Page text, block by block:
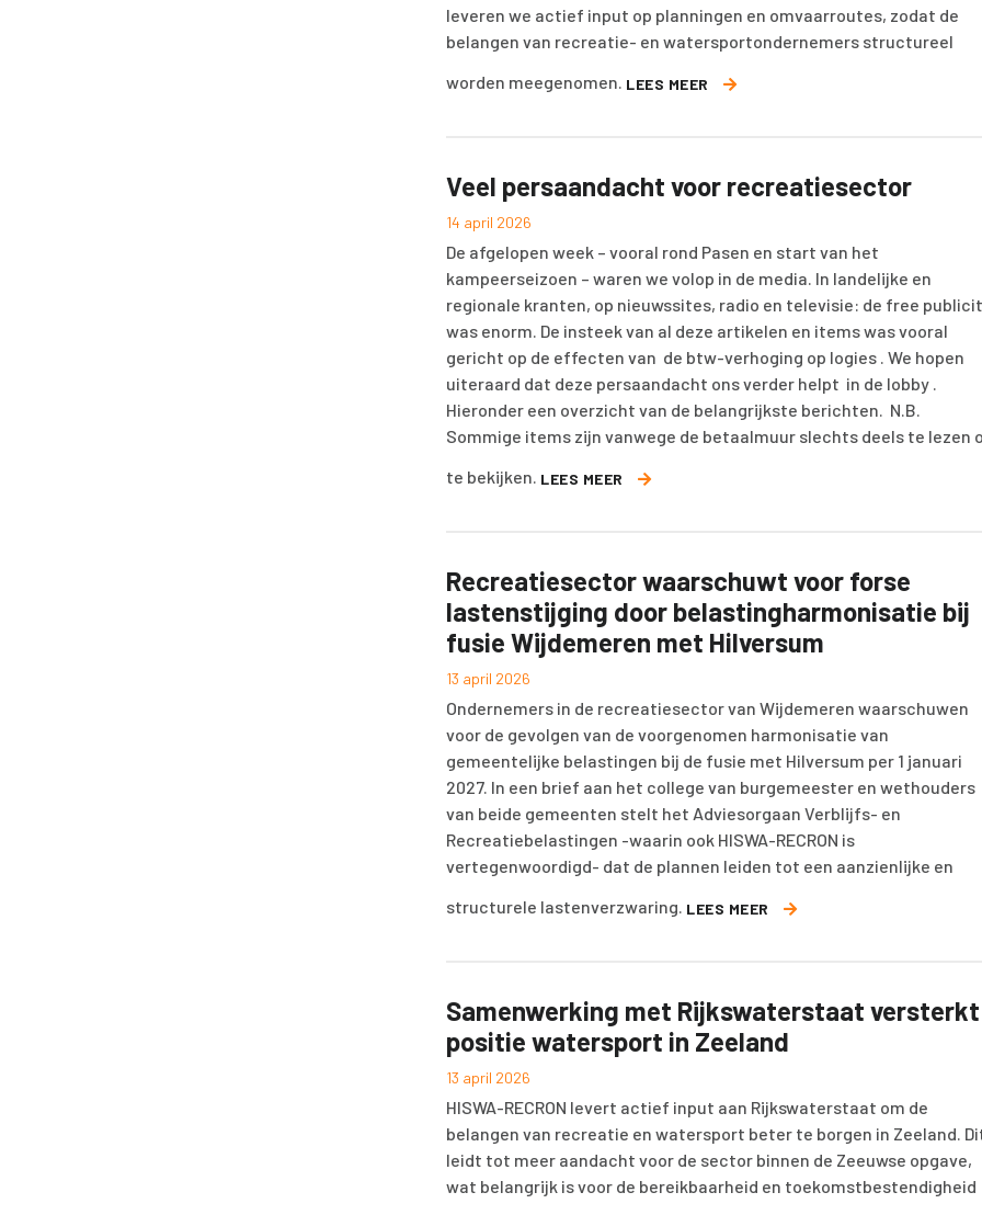
leveren we actief input op planningen en omvaarroutes, zodat de
belangen van recreatie- en watersportondernemers structureel
worden meegenomen. LEES MEER
Veel persaandacht voor recreatiesector
14 april 2026
De afgelopen week – vooral rond Pasen en start van het
kampeerseizoen – waren we volop in de media. In landelijke en
regionale kranten, op nieuwssites, radio en televisie: de free
was enorm. De insteek van al deze artikelen en items was vooral
gericht op de effecten van de btw-verhoging op logies . We hopen
uiteraard dat deze persaandacht ons verder helpt in de lobby .
Hieronder een overzicht van de belangrijkste berichten. N.B.
Sommige items zijn vanwege de betaalmuur slechts deels te lezen
te bekijken. LEES MEER
Recreatiesector waarschuwt voor forse
lastenstijging door belastingharmonisatie bij
fusie Wijdemeren met Hilversum
13 april 2026
Ondernemers in de recreatiesector van Wijdemeren waarschuwen
voor de gevolgen van de voorgenomen harmonisatie van
gemeentelijke belastingen bij de fusie met Hilversum per 1 januari
2027. In een brief aan het college van burgemeester en wethouders
van beide gemeenten stelt het Adviesorgaan Verblijfs- en
Recreatiebelastingen -waarin ook HISWA-RECRON is
vertegenwoordigd- dat de plannen leiden tot een aanzienlijke en
structurele lastenverzwaring. LEES MEER
Samenwerking met Rijkswaterstaat versterkt
positie watersport in Zeeland
13 april 2026
HISWA-RECRON levert actief input aan Rijkswaterstaat om de
belangen van recreatie en watersport beter te borgen in Zeeland.
leidt tot meer aandacht voor de sector binnen de Zeeuwse opgave,
wat belangrijk is voor de bereikbaarheid en toekomstbestendigheid